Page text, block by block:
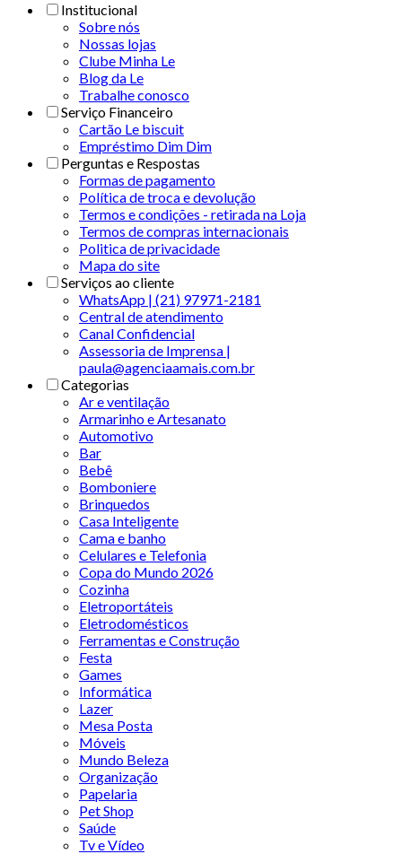
Institucional
Sobre nós
Nossas lojas
Clube Minha Le
Blog da Le
Trabalhe conosco
Serviço Financeiro
Cartão Le biscuit
Empréstimo Dim Dim
Perguntas e Respostas
Formas de pagamento
Política de troca e devolução
Termos e condições - retirada na Loja
Termos de compras internacionais
Politica de privacidade
Mapa do site
Serviços ao cliente
WhatsApp | (21) 97971-2181
Central de atendimento
Canal Confidencial
Assessoria de Imprensa |
paula@agenciaamais.com.br
Categorias
Ar e ventilação
Armarinho e Artesanato
Automotivo
Bar
Bebê
Bomboniere
Brinquedos
Casa Inteligente
Cama e banho
Celulares e Telefonia
Copa do Mundo 2026
Cozinha
Eletroportáteis
Eletrodomésticos
Ferramentas e Construção
Festa
Games
Informática
Lazer
Mesa Posta
Móveis
Mundo Beleza
Organização
Papelaria
Pet Shop
Saúde
Tv e Vídeo